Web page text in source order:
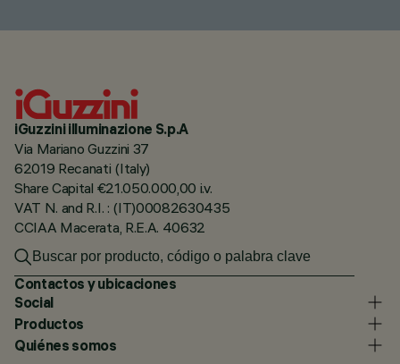
iGuzzini illuminazione S.p.A
Via Mariano Guzzini 37
62019 Recanati (Italy)
Share Capital €21.050.000,00 i.v.
VAT N. and R.I. : (IT)00082630435
CCIAA Macerata, R.E.A. 40632
Contactos y ubicaciones
Social
Productos
Quiénes somos